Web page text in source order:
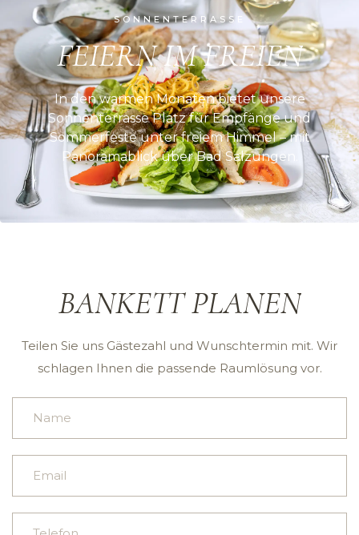
SONNENTERRASSE
FEIERN IM FREIEN
In den warmen Monaten bietet unsere
Sonnenterrasse Platz für Empfänge und
Sommerfeste unter freiem Himmel – mit
Panoramablick über Bad Salzungen.
BANKETT PLANEN
Teilen Sie uns Gästezahl und Wunschtermin mit. Wir
schlagen Ihnen die passende Raumlösung vor.
Bitte
lasse
Feld
leer.